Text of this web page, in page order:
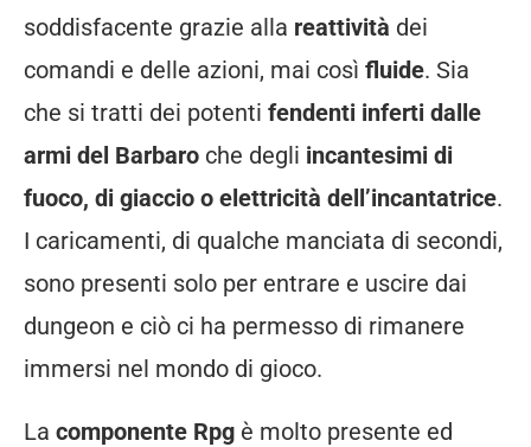
soddisfacente grazie alla reattività dei
comandi e delle azioni, mai così fluide. Sia
che si tratti dei potenti fendenti inferti dalle
armi del Barbaro che degli incantesimi di
fuoco, di giaccio o elettricità dell’incantatrice.
I caricamenti, di qualche manciata di secondi,
sono presenti solo per entrare e uscire dai
dungeon e ciò ci ha permesso di rimanere
immersi nel mondo di gioco.
La componente Rpg è molto presente ed